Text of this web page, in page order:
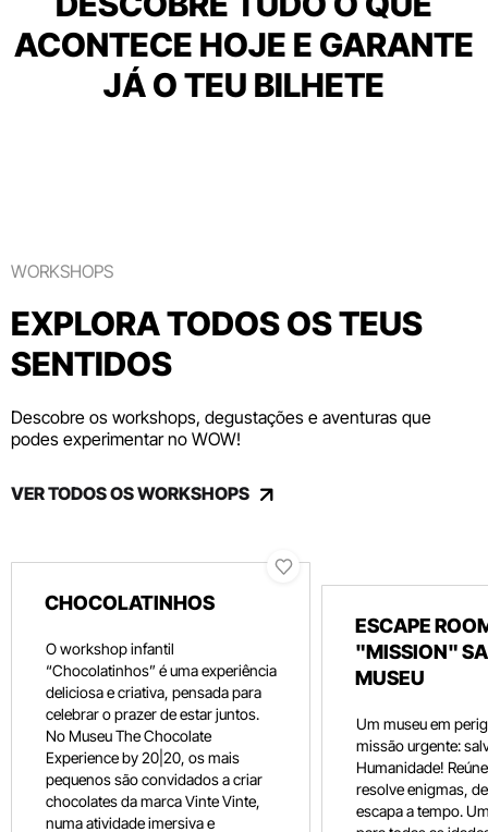
ACONTECE HOJE E GARANTE
JÁ O TEU BILHETE
WORKSHOPS
EXPLORA TODOS OS TEUS
SENTIDOS
Descobre os workshops, degustações e aventuras que
podes experimentar no WOW!
VER TODOS OS WORKSHOPS
CHOCOLATINHOS
O workshop infantil
“Chocolatinhos” é uma experiência
deliciosa e criativa, pensada para
celebrar o prazer de estar juntos.
No Museu The Chocolate
Experience by 20|20, os mais
pequenos são convidados a criar
chocolates da marca Vinte Vinte,
numa atividade imersiva e
ESCAPE
"MISSION"
MUSEU
Um museu em
missão urgente:
Humanidade!
resolve enigmas,
escapa a tempo.